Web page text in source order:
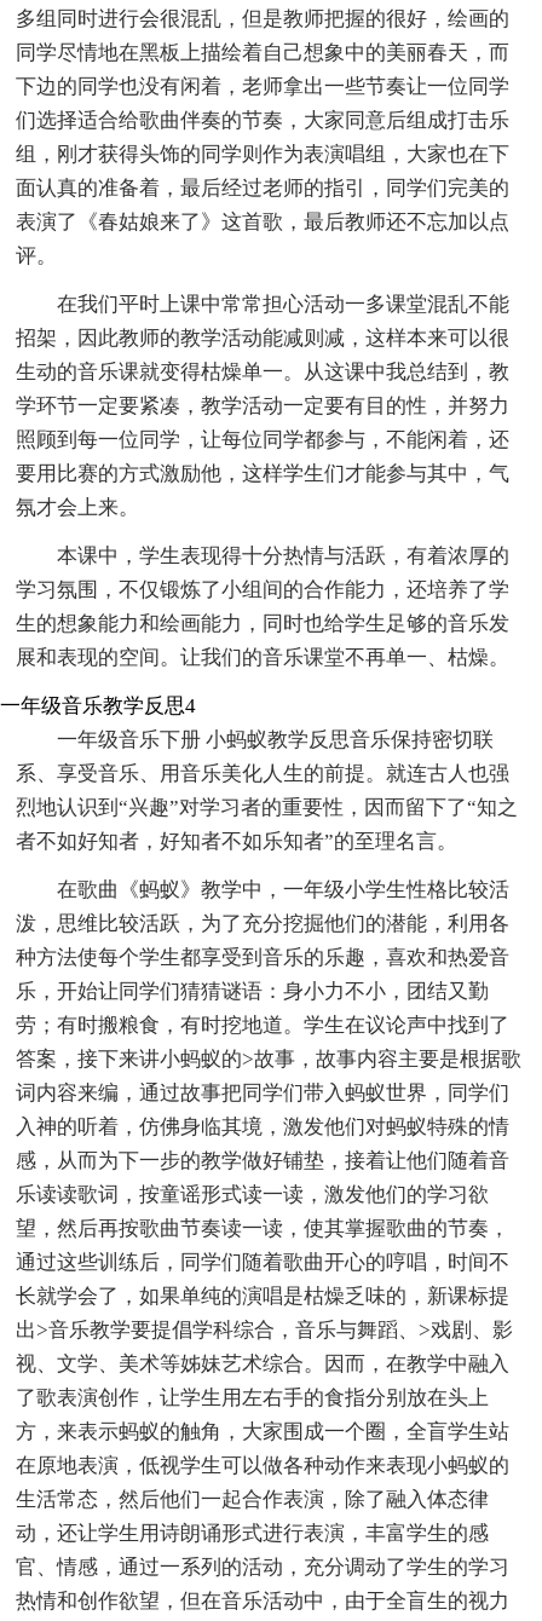
多组同时进行会很混乱，但是教师把握的很好，绘画的
同学尽情地在黑板上描绘着自己想象中的美丽春天，而
下边的同学也没有闲着，老师拿出一些节奏让一位同学
们选择适合给歌曲伴奏的节奏，大家同意后组成打击乐
组，刚才获得头饰的同学则作为表演唱组，大家也在下
面认真的准备着，最后经过老师的指引，同学们完美的
表演了《春姑娘来了》这首歌，最后教师还不忘加以点
评。
在我们平时上课中常常担心活动一多课堂混乱不能
招架，因此教师的教学活动能减则减，这样本来可以很
生动的音乐课就变得枯燥单一。从这课中我总结到，教
学环节一定要紧凑，教学活动一定要有目的性，并努力
照顾到每一位同学，让每位同学都参与，不能闲着，还
要用比赛的方式激励他，这样学生们才能参与其中，气
氛才会上来。
本课中，学生表现得十分热情与活跃，有着浓厚的
学习氛围，不仅锻炼了小组间的合作能力，还培养了学
生的想象能力和绘画能力，同时也给学生足够的音乐发
展和表现的空间。让我们的音乐课堂不再单一、枯燥。
一年级音乐教学反思4
一年级音乐下册 小蚂蚁教学反思音乐保持密切联
系、享受音乐、用音乐美化人生的前提。就连古人也强
烈地认识到“兴趣”对学习者的重要性，因而留下了“知之
者不如好知者，好知者不如乐知者”的至理名言。
在歌曲《蚂蚁》教学中，一年级小学生性格比较活
泼，思维比较活跃，为了充分挖掘他们的潜能，利用各
种方法使每个学生都享受到音乐的乐趣，喜欢和热爱音
乐，开始让同学们猜猜谜语：身小力不小，团结又勤
劳；有时搬粮食，有时挖地道。学生在议论声中找到了
答案，接下来讲小蚂蚁的>故事，故事内容主要是根据歌
词内容来编，通过故事把同学们带入蚂蚁世界，同学们
入神的听着，仿佛身临其境，激发他们对蚂蚁特殊的情
感，从而为下一步的教学做好铺垫，接着让他们随着音
乐读读歌词，按童谣形式读一读，激发他们的学习欲
望，然后再按歌曲节奏读一读，使其掌握歌曲的节奏，
通过这些训练后，同学们随着歌曲开心的哼唱，时间不
长就学会了，如果单纯的演唱是枯燥乏味的，新课标提
出>音乐教学要提倡学科综合，音乐与舞蹈、>戏剧、影
视、文学、美术等姊妹艺术综合。因而，在教学中融入
了歌表演创作，让学生用左右手的食指分别放在头上
方，来表示蚂蚁的触角，大家围成一个圈，全盲学生站
在原地表演，低视学生可以做各种动作来表现小蚂蚁的
生活常态，然后他们一起合作表演，除了融入体态律
动，还让学生用诗朗诵形式进行表演，丰富学生的感
官、情感，通过一系列的活动，充分调动了学生的学习
热情和创作欲望，但在音乐活动中，由于全盲生的视力